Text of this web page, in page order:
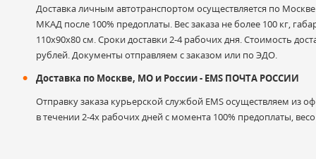
Доставка личным автотранспортом осуществляется по
МКАД после 100% предоплаты. Вес заказа не более 100 кг,
110х90х80 см. Сроки доставки 2-4 рабочих дня. Стоимость
рублей. Документы отправляем с заказом или по ЭДО.
Доставка по Москве, МО и России - EMS ПОЧТА РОССИИ
Отправку заказа курьерской службой EMS осуществляем из
в течении 2-4х рабочих дней с момента 100% предоплаты,